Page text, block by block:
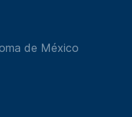
de México